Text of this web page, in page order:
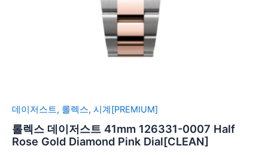
데이저스트, 롤렉스, 시계[PREMIUM]
롤렉스 데이저스트 41mm 126331-0007 Half
Rose Gold Diamond Pink Dial[CLEAN]